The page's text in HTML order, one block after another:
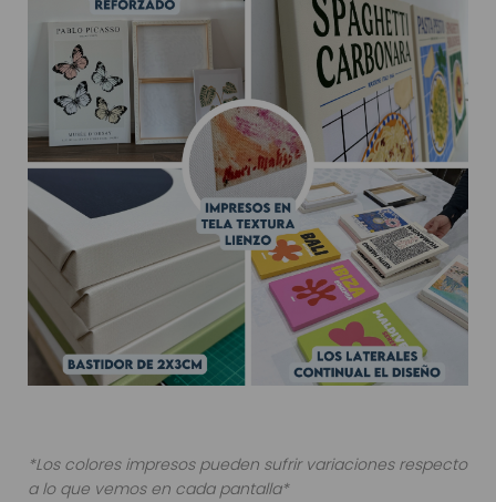
*Los colores impresos pueden sufrir variaciones respecto
a lo que vemos en cada pantalla*